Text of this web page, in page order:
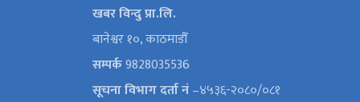
खबर विन्दु प्रा.लि.
बानेश्वर १०, काठमाडौँ
सम्पर्क9828035536
सूचना विभाग दर्ता नं–४५३६-२०८०/०८१